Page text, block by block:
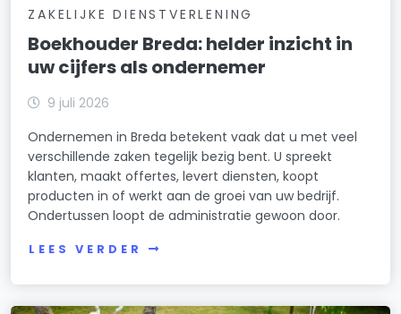
ZAKELIJKE DIENSTVERLENING
Boekhouder Breda: helder inzicht in
uw cijfers als ondernemer
9 juli 2026
Ondernemen in Breda betekent vaak dat u met veel
verschillende zaken tegelijk bezig bent. U spreekt
klanten, maakt offertes, levert diensten, koopt
producten in of werkt aan de groei van uw bedrijf.
Ondertussen loopt de administratie gewoon door.
LEES VERDER